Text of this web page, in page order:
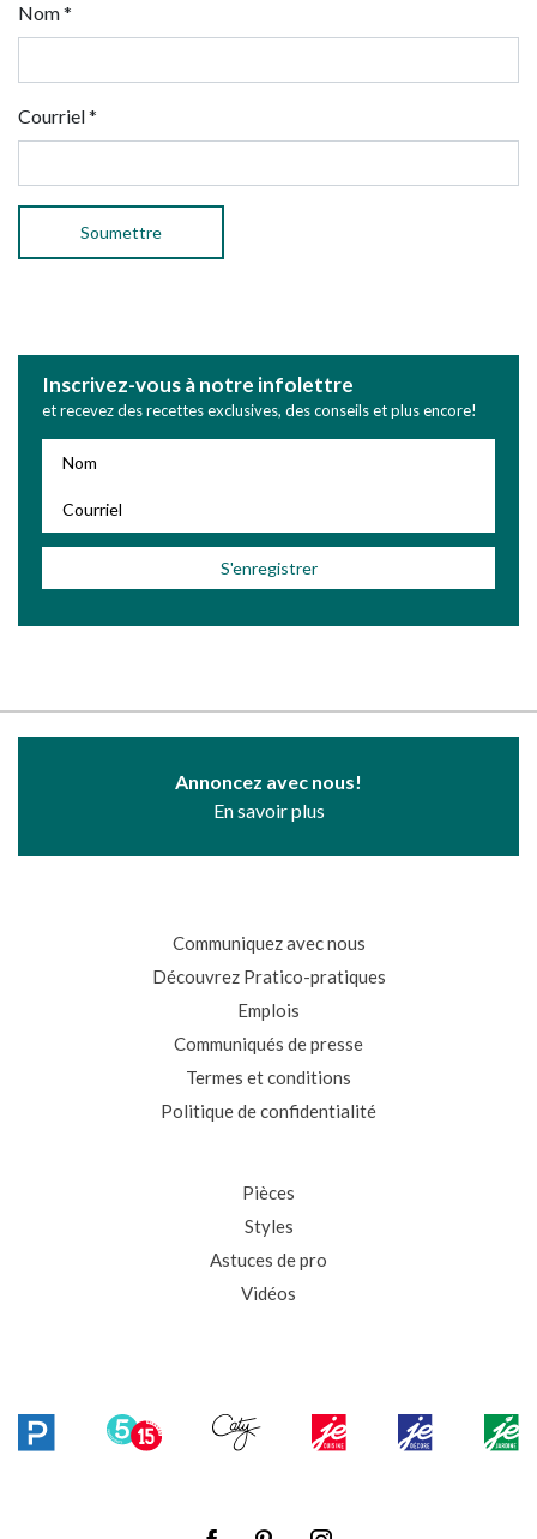
Nom*
Courriel*
Inscrivez-vous à notre infolettre
et recevez des recettes exclusives, des conseils et plus encore!
Annoncez avec nous!
En savoir plus
Communiquez avec nous
Découvrez Pratico-pratiques
Emplois
Communiqués de presse
Termes et conditions
Politique de confidentialité
Pièces
Styles
Astuces de pro
Vidéos